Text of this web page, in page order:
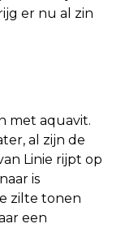
er nu al zin
met aquavit.
al zijn de
Linie rijpt op
is
zilte tonen
een